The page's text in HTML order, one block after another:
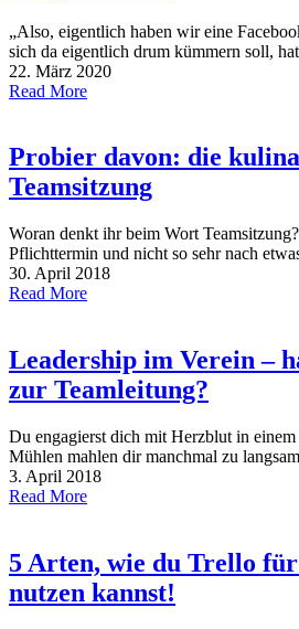
„Also, eigentlich haben wir eine
sich da eigentlich drum kümmern soll,
22. März 2020
Read More
Probier davon: die
Teamsitzung
Woran denkt ihr beim Wort
Pflichttermin und nicht so sehr nach
30. April 2018
Read More
Leadership im Verein –
zur Teamleitung?
Du engagierst dich mit Herzblut in
Mühlen mahlen dir manchmal zu
3. April 2018
Read More
5 Arten, wie du Trello
nutzen kannst!